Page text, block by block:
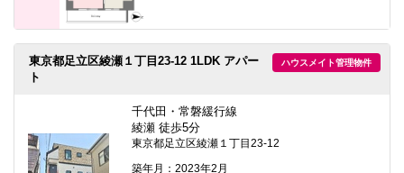
ハウスメイト管理物件
東京都足立区綾瀬１丁目23-12 1LDK アパー
ト
千代田・常磐緩行線
綾瀬 徒歩5分
東京都足立区綾瀬１丁目23-12
築年月：2023年2月